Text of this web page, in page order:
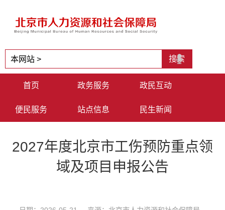
首页 政务服务 政民互动
便民服务 站点信息 民生新闻
2027年度北京市工伤预防重点领
域及项目申报公告